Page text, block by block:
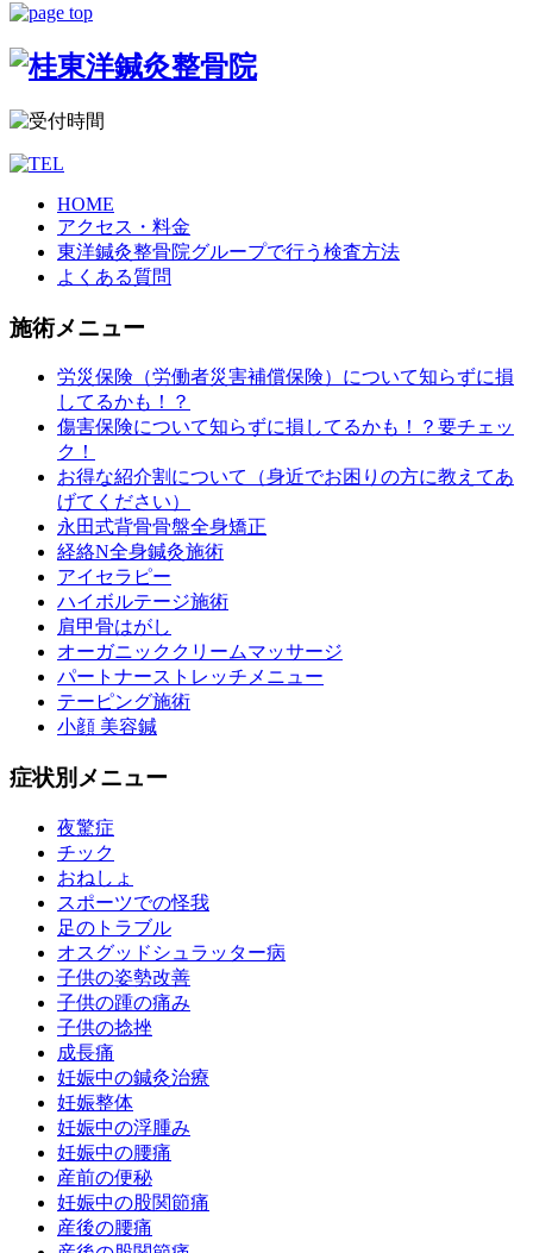
HOME
アクセス・料金
東洋鍼灸整骨院グループで行う検査方法
よくある質問
施術メニュー
労災保険（労働者災害補償保険）について知らずに損
してるかも！？
傷害保険について知らずに損してるかも！？要チェッ
ク！
お得な紹介割について（身近でお困りの方に教えてあ
げてください）
永田式背骨骨盤全身矯正
経絡N全身鍼灸施術
アイセラピー
ハイボルテージ施術
肩甲骨はがし
オーガニッククリームマッサージ
パートナーストレッチメニュー
テーピング施術
小顔 美容鍼
症状別メニュー
夜驚症
チック
おねしょ
スポーツでの怪我
足のトラブル
オスグッドシュラッター病
子供の姿勢改善
子供の踵の痛み
子供の捻挫
成長痛
妊娠中の鍼灸治療
妊娠整体
妊娠中の浮腫み
妊娠中の腰痛
産前の便秘
妊娠中の股関節痛
産後の腰痛